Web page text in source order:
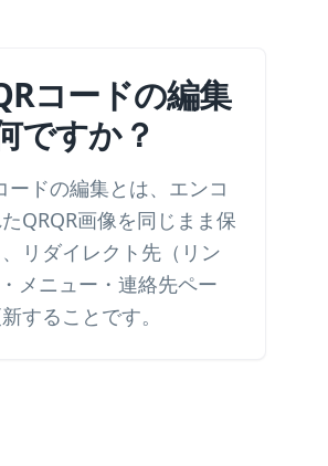
コードの編集
ですか？
ードの編集とは、エンコ
QRQR画像を同じまま保
リダイレクト先（リン
メニュー・連絡先ペー
することです。